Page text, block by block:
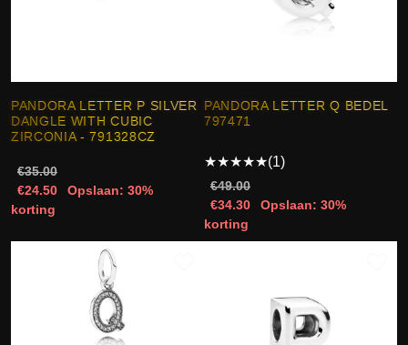
PANDORA LETTER P SILVER
DANGLE WITH CUBIC
ZIRCONIA - 791328CZ
€35.00
€24.50
Opslaan: 30%
korting
PANDORA LETTER Q BEDEL
797471
★★★★★(1)
€49.00
€34.30
Opslaan: 30%
korting